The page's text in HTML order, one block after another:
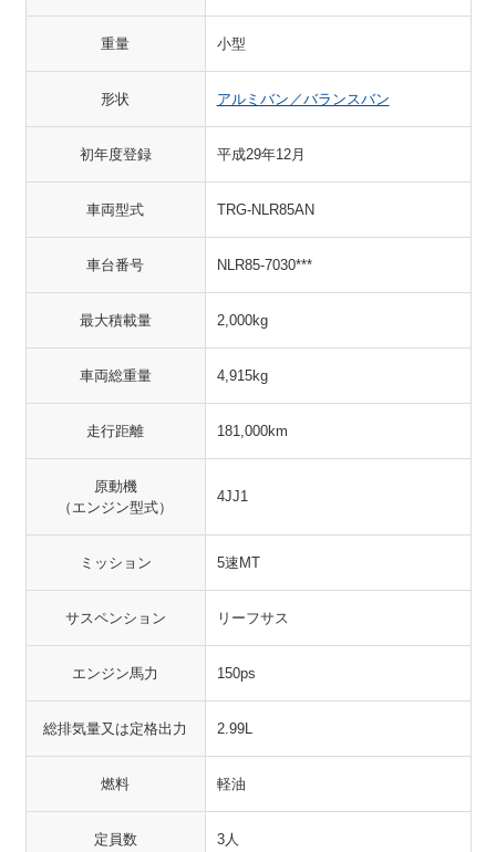
重量 小型
形状 アルミバン／バランスバン
初年度登録 平成29年12月
車両型式 TRG-NLR85AN
車台番号 NLR85-7030***
最大積載量 2,000kg
車両総重量 4,915kg
走行距離 181,000km
原動機
（エンジン型式）
4JJ1
ミッション 5速MT
サスペンション リーフサス
エンジン馬力 150ps
総排気量又は定格出力 2.99L
燃料 軽油
定員数 3人